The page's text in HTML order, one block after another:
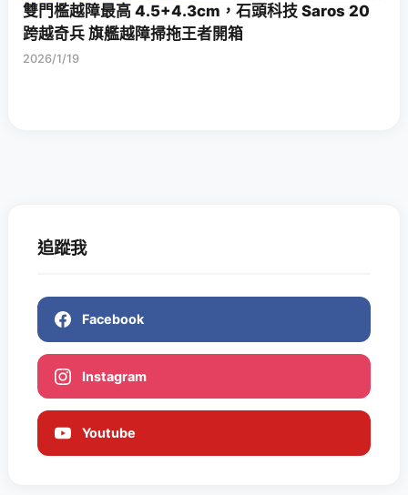
雙門檻越障最高 4.5+4.3cm，石頭科技 Saros 20
跨越奇兵 旗艦越障掃拖王者開箱
2026/1/19
追蹤我
Facebook
Instagram
Youtube